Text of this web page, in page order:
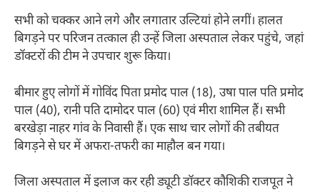
सभी को चक्कर आने लगे और लगातार उल्टियां होने लगीं। हालत
बिगड़ने पर परिजन तत्काल ही उन्हें जिला अस्पताल लेकर पहुंचे, जहां
डॉक्टरों की टीम ने उपचार शुरू किया।
बीमार हुए लोगों में गोविंद पिता प्रमोद पाल (18), उषा पाल पति प्रमोद
पाल (40), रानी पति दामोदर पाल (60) एवं मीरा शामिल हैं। सभी
बरखेड़ा नाहर गांव के निवासी हैं। एक साथ चार लोगों की तबीयत
बिगड़ने से घर में अफरा-तफरी का माहौल बन गया।
जिला अस्पताल में इलाज कर रही ड्यूटी डॉक्टर कौशिकी राजपूत ने